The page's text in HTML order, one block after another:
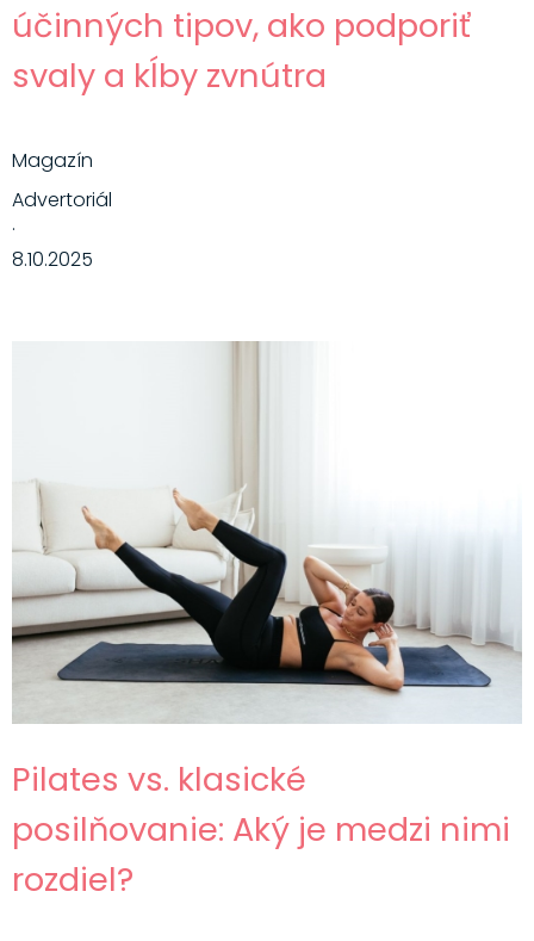
účinných tipov, ako podporiť
svaly a kĺby zvnútra
Magazín
Advertoriál
·
8.10.2025
Pilates vs. klasické
posilňovanie: Aký je medzi nimi
rozdiel?